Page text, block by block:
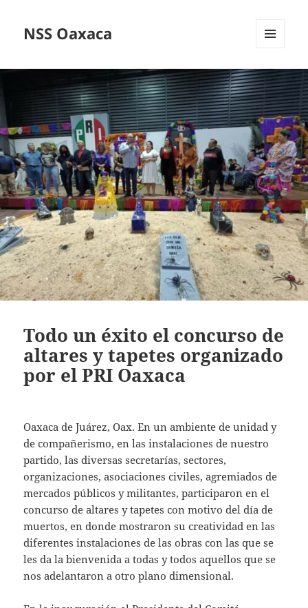
NSS Oaxaca
WIDGETS
Todo un éxito el concurso de
altares y tapetes organizado
por el PRI Oaxaca
Oaxaca de Juárez, Oax. En un ambiente de unidad y
de compañerismo, en las instalaciones de nuestro
partido, las diversas secretarías, sectores,
organizaciones, asociaciones civiles, agremiados de
mercados públicos y militantes, participaron en el
concurso de altares y tapetes con motivo del día de
muertos, en donde mostraron su creatividad en las
diferentes instalaciones de las obras con las que se
les da la bienvenida a todas y todos aquellos que se
nos adelantaron a otro plano dimensional.